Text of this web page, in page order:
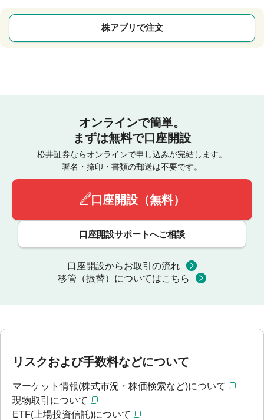
株アプリで注文
オンラインで簡単。
まずは無料で口座開設
松井証券ならオンラインで申し込みが完結します。
署名・捺印・書類の郵送は不要です。
口座開設（無料）
口座開設サポートへご相談
口座開設からお取引の流れ
移管（振替）についてはこちら
リスクおよび手数料などについて
マーケット情報(株式市況・株価検索など)について
現物取引について
ETF(上場投資信託)について